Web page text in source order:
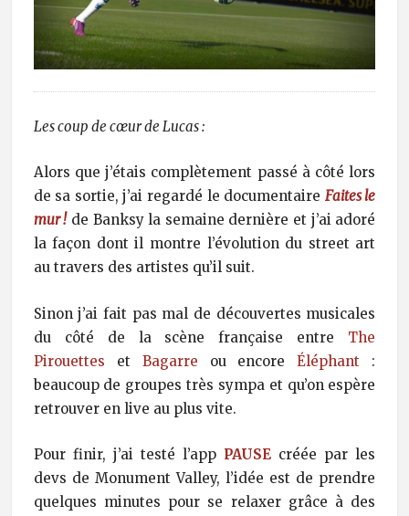
Les coup de cœur de Lucas :
Alors que j’étais complètement passé à côté lors
de sa sortie, j’ai regardé le documentaire Faites le
mur !de Banksy la semaine dernière et j’ai adoré
la façon dont il montre l’évolution du street art
au travers des artistes qu’il suit.
Sinon j’ai fait pas mal de découvertes musicales
du côté de la scène française entre The
Pirouettes et Bagarre ou encoreÉléphant :
beaucoup de groupes très sympa et qu’on espère
retrouver en live au plus vite.
Pour finir, j’ai testé l’app PAUSE créée par les
devs de Monument Valley, l’idée est de prendre
quelques minutes pour se relaxer grâce à des